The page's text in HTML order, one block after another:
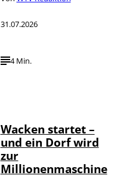
31.07.2026
4 Min.
Wacken startet –
und ein Dorf wird
zur
Millionenmaschine